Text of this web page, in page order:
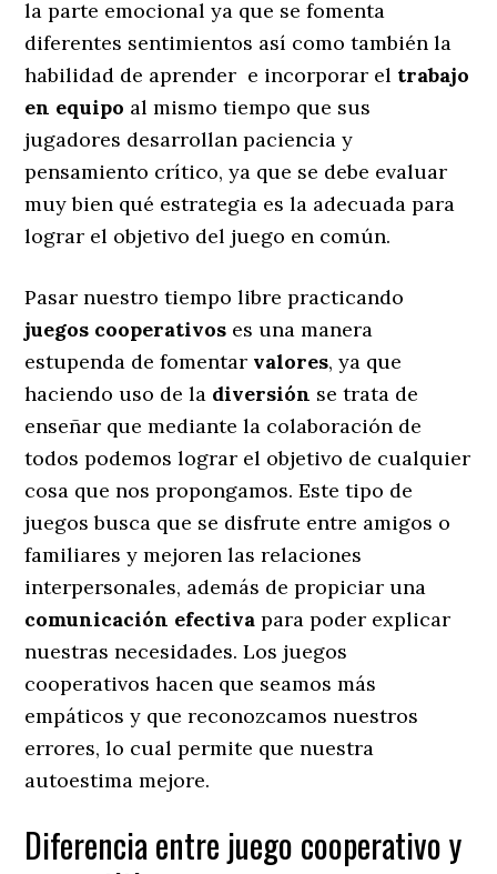
la parte emocional ya que se fomenta
diferentes sentimientos así como también la
habilidad de aprender e incorporar el trabajo
en equipo al mismo tiempo que sus
jugadores desarrollan paciencia y
pensamiento crítico, ya que se debe evaluar
muy bien qué estrategia es la adecuada para
lograr el objetivo del juego en común.
Pasar nuestro tiempo libre practicando
juegos cooperativos es una manera
estupenda de fomentar valores, ya que
haciendo uso de la diversión se trata de
enseñar que mediante la colaboración de
todos podemos lograr el objetivo de cualquier
cosa que nos propongamos. Este tipo de
juegos busca que se disfrute entre amigos o
familiares y mejoren las relaciones
interpersonales, además de propiciar una
comunicación efectiva para poder explicar
nuestras necesidades. Los juegos
cooperativos hacen que seamos más
empáticos y que reconozcamos nuestros
errores, lo cual permite que nuestra
autoestima mejore.
Diferencia entre juego cooperativo y